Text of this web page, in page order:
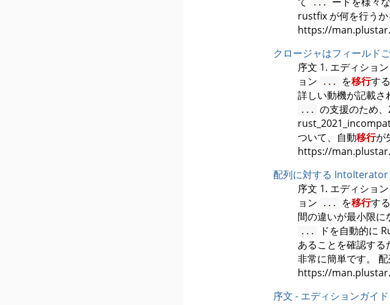
...
rustfix が何を行うか
https://
クロージャはフィールド
序文 1. エディショ
ョン
... を移行す
詳しい動機が記載さ
... の支援のため
ついて、自動移行が
https://
配列に対する IntoIterator
序文 1. エディショ
ョン
... を移行す
間の違いが最小限に
... ドを自動的に
あることを確認する
非常に簡単です。
https://
序文 - エディションガイド